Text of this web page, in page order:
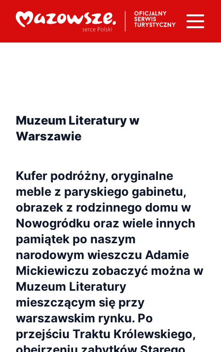
Muzeum Literatury w
Warszawie
Kufer podróżny, oryginalne
meble z paryskiego gabinetu,
obrazek z rodzinnego domu w
Nowogródku oraz wiele innych
pamiątek po naszym
narodowym wieszczu Adamie
Mickiewiczu zobaczyć można w
Muzeum Literatury
mieszczącym się przy
warszawskim rynku. Po
przejściu Traktu Królewskiego,